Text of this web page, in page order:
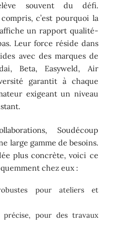
souvent du défi.
c’est pourquoi la
un rapport qualité-
Leur force réside dans
avec des marques de
Beta, Easyweld, Air
garantit à chaque
exigeant un niveau
Soudécoup
large gamme de besoins.
plus concrète, voici ce
chez eux :
pour ateliers et
précise, pour des travaux